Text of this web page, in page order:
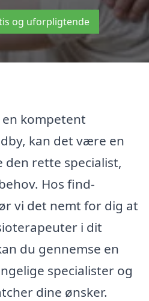
og uforpligtende
kompetent
kan det være en
rette specialist,
Hos find-
vi det nemt for dig at
i dit
du gennemse en
specialister og
dine ønsker.